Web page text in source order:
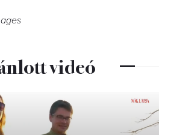
videó